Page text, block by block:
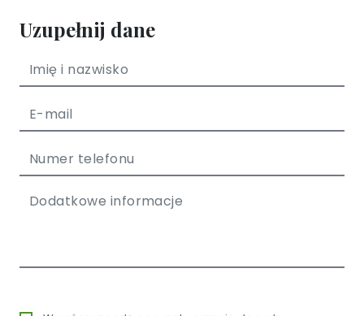
Uzupełnij dane